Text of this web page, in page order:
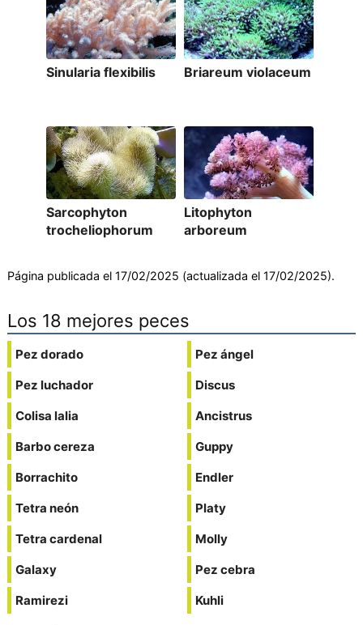
Sinularia flexibilis Briareum violaceum
Sarcophyton
trocheliophorum
Litophyton
arboreum
Página publicada el 17/02/2025 (actualizada el 17/02/2025).
Los 18 mejores peces
Pez dorado
Pez luchador
Colisa lalia
Barbo cereza
Borrachito
Tetra neón
Tetra cardenal
Galaxy
Ramirezi
Pez ángel
Discus
Ancistrus
Guppy
Endler
Platy
Molly
Pez cebra
Kuhli